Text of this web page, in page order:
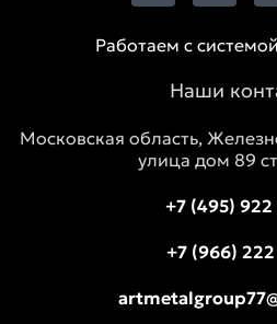
Работаем с системой
Наши
Московская область,
улица дом 89
+7 (495)
+7 (966)